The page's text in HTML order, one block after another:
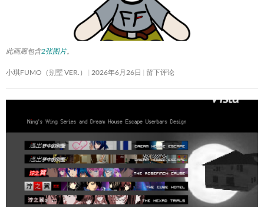
此画廊包含2张图片。
小琪FUMO（别墅 VER.） 2026年6月26日 留下评论